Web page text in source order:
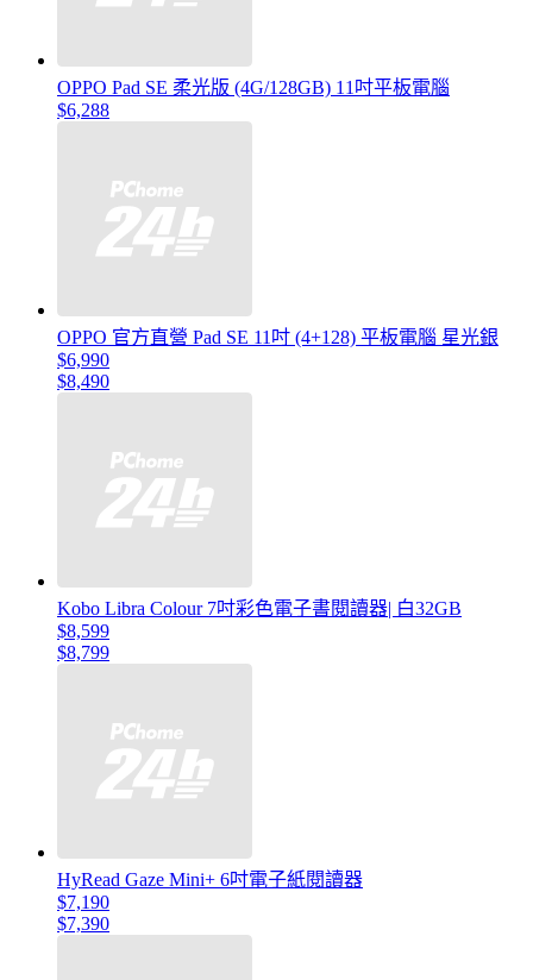
OPPO Pad SE 柔光版 (4G/128GB) 11吋平板電腦
$6,288
OPPO 官方直營 Pad SE 11吋 (4+128) 平板電腦 星光銀
$6,990
$8,490
Kobo Libra Colour 7吋彩色電子書閱讀器| 白32GB
$8,599
$8,799
HyRead Gaze Mini+ 6吋電子紙閱讀器
$7,190
$7,390